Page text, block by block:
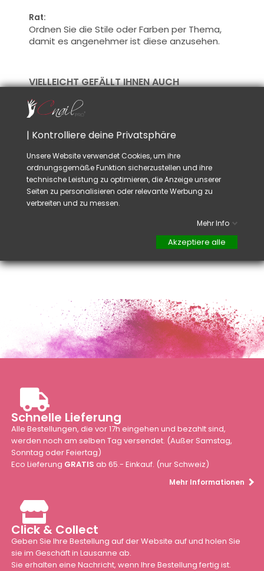
Rat:
Ordnen Sie die Stile oder Farben per Thema,
damit es angenehmer ist diese anzusehen.
VIELLEICHT GEFÄLLT IHNEN AUCH
Farbenpresentierung
Preis
TTC
Schnelle Lieferung
Alle Bestellungen, die vor 17h eingehen und bezahlt sind,
werden noch am selben Tag versendet. (Außer Samstag,
Sonntag oder Feiertag)
Eco Lieferung GRATIS ab 65.- Einkauf. (nur Schweiz)
Mehr Informationen
Click & Collect
Geben Sie Ihre Bestellung auf der Website auf und holen Sie
sie im Geschäft in Lausanne ab.
Sie erhalten eine Nachricht, wenn Ihre Bestellung fertig ist.
| Kontrolliere deine Privatsphäre
Unsere Website verwendet Cookies, um ihre
ordnungsgemäße Funktion sicherzustellen und ihre
technische Leistung zu optimieren, die Anzeige unserer
Seiten zu personalisieren oder relevante Werbung zu
verbreiten und zu messen.
Mehr Info
Akzeptiere alle